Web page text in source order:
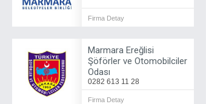
Firma Detay
Marmara Ereğlisi
Şöförler ve Otomobilciler
Odası
0282 613 11 28
Firma Detay